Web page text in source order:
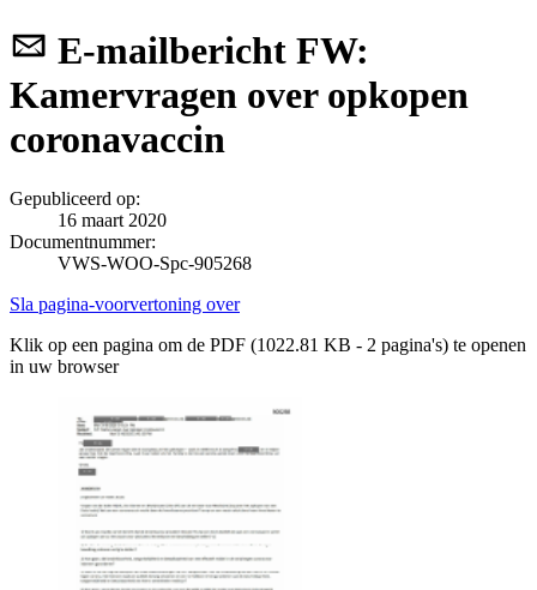
E-mailbericht FW:
Kamervragen over opkopen
coronavaccin
Gepubliceerd op:
16 maart 2020
Documentnummer:
VWS-WOO-Spc-905268
Sla pagina-voorvertoning over
Klik op een pagina om de PDF (1022.81 KB - 2 pagina's) te openen
in uw browser